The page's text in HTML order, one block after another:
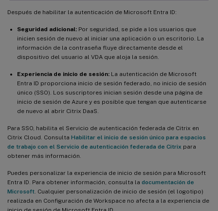
Después de habilitar la autenticación de Microsoft Entra ID:
Seguridad adicional: Por seguridad, se pide a los usuarios que
inicien sesión de nuevo al iniciar una aplicación o un escritorio. La
información de la contraseña fluye directamente desde el
dispositivo del usuario al VDA que aloja la sesión.
Experiencia de inicio de sesión: La autenticación de Microsoft
Entra ID proporciona inicio de sesión federado, no inicio de sesión
único (SSO). Los suscriptores inician sesión desde una página de
inicio de sesión de Azure y es posible que tengan que autenticarse
de nuevo al abrir Citrix DaaS.
Para SSO, habilita el Servicio de autenticación federada de Citrix en
Citrix Cloud. Consulta Habilitar el inicio de sesión único para espacios
de trabajo con el Servicio de autenticación federada de Citrix para
obtener más información.
Puedes personalizar la experiencia de inicio de sesión para Microsoft
Entra ID. Para obtener información, consulta la documentación de
Microsoft . Cualquier personalización de inicio de sesión (el logotipo)
realizada en Configuración de Workspace no afecta a la experiencia de